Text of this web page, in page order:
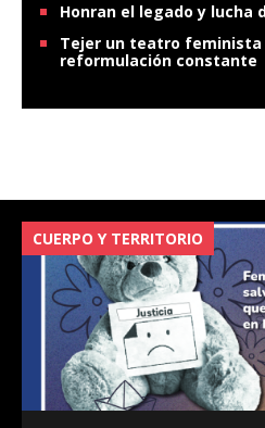
Honran el legado y lucha
Tejer un teatro feminista
reformulación constante
CUERPO Y TERRITORIO